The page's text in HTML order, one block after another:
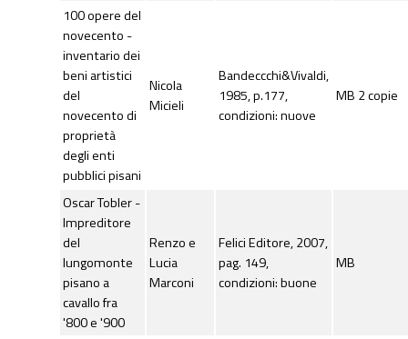
100 opere del
novecento -
inventario dei
beni artistici
del
novecento di
proprietà
degli enti
pubblici pisani
Nicola
Micieli
Bandeccchi&Vivaldi,
1985, p.177,
condizioni: nuove
MB 2 copie
Oscar Tobler -
Impreditore
del
lungomonte
pisano a
cavallo fra
'800 e '900
Renzo e
Lucia
Marconi
Felici Editore, 2007,
pag. 149,
condizioni: buone
MB